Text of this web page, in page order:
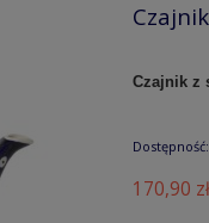
Czajnik z
Dostępność:
170,90 zł